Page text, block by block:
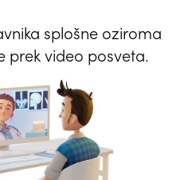
splošne oziroma
prek video posveta.